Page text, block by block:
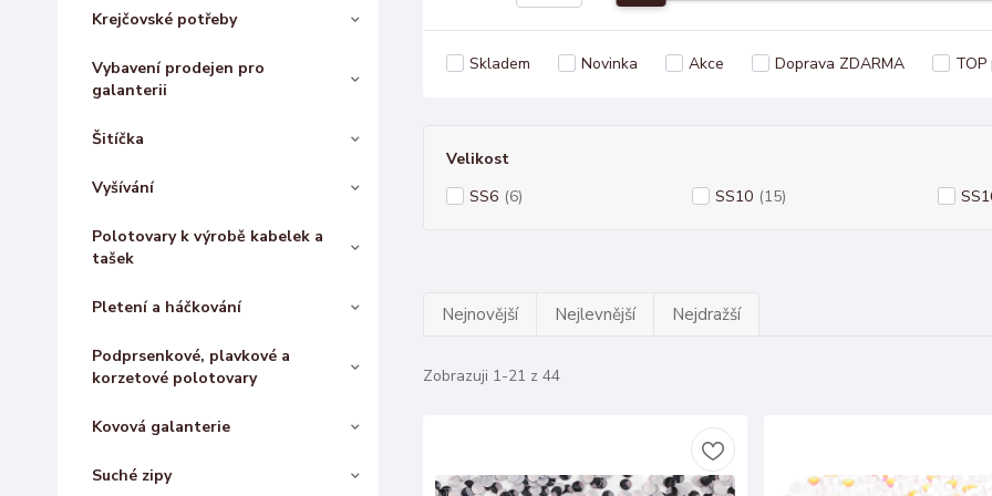
Krejčovské potřeby
Vybavení prodejen pro
galanterii
Šitíčka
Vyšívání
Polotovary k výrobě kabelek a
tašek
Pletení a háčkování
Podprsenkové, plavkové a
korzetové polotovary
Kovová galanterie
Suché zipy
Skladem Novinka Akce Doprava ZDARMA
Velikost
SS6 (6) SS10 (15)
Nejnovější Nejlevnější Nejdražší
Zobrazuji 1-21 z 44